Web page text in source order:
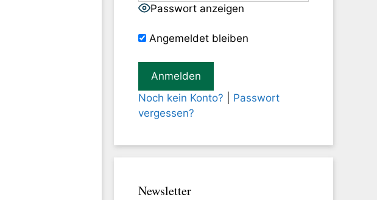
Passwort anzeigen
Angemeldet bleiben
Noch kein Konto?
Passwort
vergessen?
Newsletter